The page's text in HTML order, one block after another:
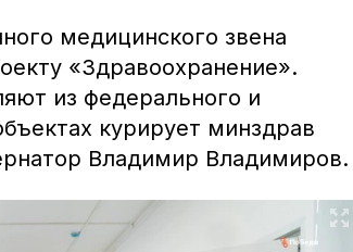
медицинского звена
«Здравоохранение».
из федерального и
курирует минздрав
Владимир Владимиров.